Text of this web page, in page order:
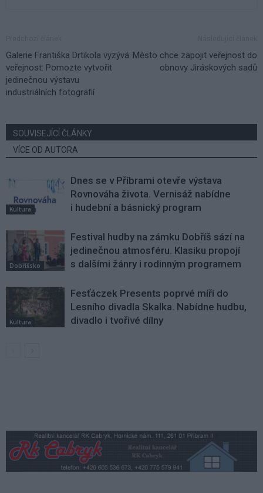
Galerie Františka Drtikola vyzývá
veřejnost: Pomozte vytvořit
jedinečnou výstavu
industriálních fotografií
Město chce zapojit veřejnost do
obnovy Jiráskových sadů
SOUVISEJÍCÍ ČLÁNKY
VÍCE OD AUTORA
Kultura
Dnes se v Příbrami otevře výstava
Rovnováha života. Vernisáž nabídne
i hudební a básnický program
Dobříšsko
Festival hudby na zámku Dobříš sází na
jedinečnou atmosféru. Klasiku propojí
s dalšími žánry i rodinným programem
Kultura
Fesťáczek Presents poprvé míří do
Lesního divadla Skalka. Nabídne hudbu,
divadlo i tvořivé dílny